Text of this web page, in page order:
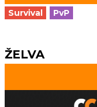
Survival PvP
ŽELVA